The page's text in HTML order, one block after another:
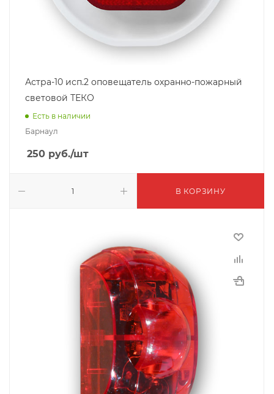
Астра-10 исп.2 оповещатель охранно-пожарный
световой ТЕКО
Есть в наличии
Барнаул
250 руб./шт
В КОРЗИНУ